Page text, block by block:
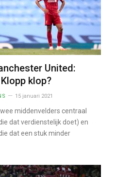
United:
klop?
15 januari 2021
middenvelders centraal
dat verdienstelijk doet) en
dat een stuk minder